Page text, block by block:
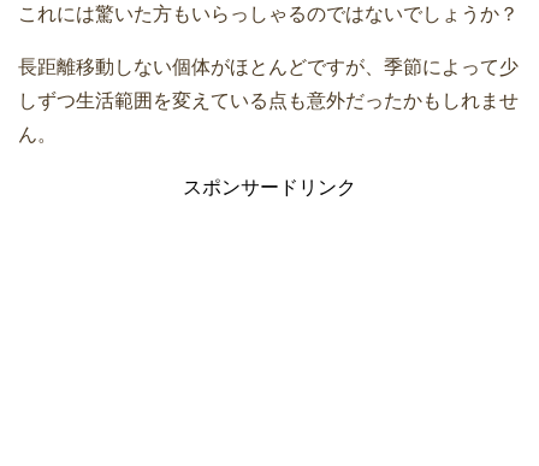
これには驚いた方もいらっしゃるのではないでしょうか？
長距離移動しない個体がほとんどですが、季節によって少
しずつ生活範囲を変えている点も意外だったかもしれませ
ん。
スポンサードリンク